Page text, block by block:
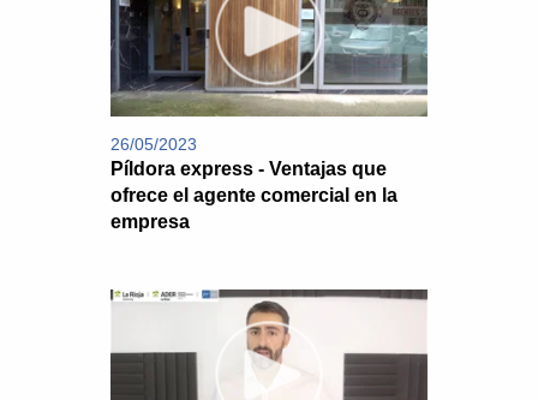
26/05/2023
Píldora express - Ventajas que
ofrece el agente comercial en la
empresa